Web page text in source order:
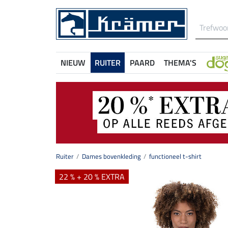
NIEUW RUITER PAARD THEMA'S
Ruiter Dames bovenkleding functioneel t-shirt
22 % + 20 % EXTRA